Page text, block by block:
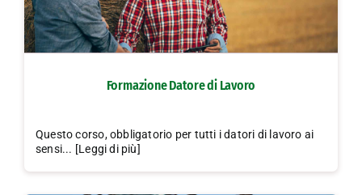
Formazione Datore di Lavoro
Questo corso, obbligatorio per tutti i datori di lavoro ai
sensi... [Leggi di più]